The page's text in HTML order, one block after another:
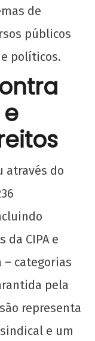
de
públicos
políticos.
através do
CIPA e
– categorias
pela
representa
e um